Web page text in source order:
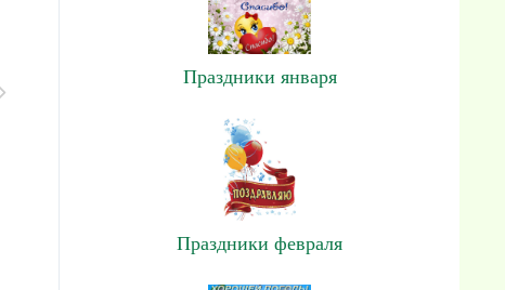
Праздники января
Праздники февраля